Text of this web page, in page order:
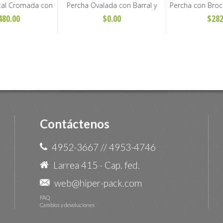
Cromada con
y Pollera
Percha Ovalada con Barral y
Broche para Adultos - Art. T84
$0.00
Percha con
Adulto -
Contáctenos
4952-3667 //4953-4746
Larrea 415 - Cap. fed.
web@hiper-pack.com
FAQ
Cambios y devoluciones